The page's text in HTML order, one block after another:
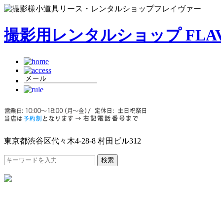
撮影用レンタルショップ
東京都渋谷区代々木4-28-8 村田ビル312
検索